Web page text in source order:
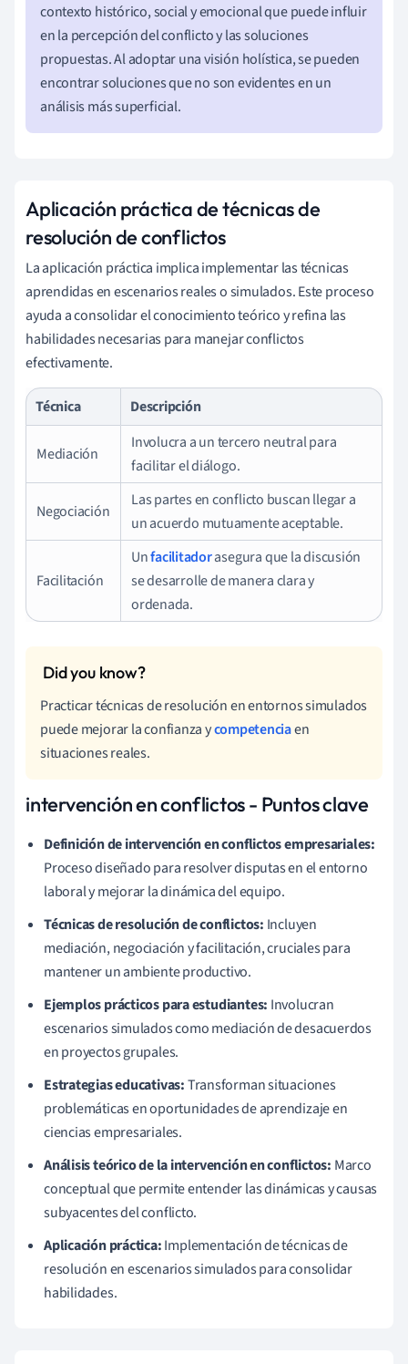
contexto histórico, social y emocional que puede influir
en la percepción del conflicto y las soluciones
propuestas. Al adoptar una visión holística, se pueden
encontrar soluciones que no son evidentes en un
análisis más superficial.
Aplicación práctica de técnicas de
resolución de conflictos
La aplicación práctica implica implementar las técnicas
aprendidas en escenarios reales o simulados. Este proceso
ayuda a consolidar el conocimiento teórico y refina las
habilidades necesarias para manejar conflictos
efectivamente.
Técnica Descripción
Mediación
Involucra a un tercero neutral para
facilitar el diálogo.
Negociación
Las partes en conflicto buscan llegar a
un acuerdo mutuamente aceptable.
Facilitación
Unfacilitadorasegura que la discusión
se desarrolle de manera clara y
ordenada.
Practicar técnicas de resolución en entornos simulados
puede mejorar la confianza ycompetenciaen
situaciones reales.
intervención en conflictos - Puntos clave
Definición de intervención en conflictos empresariales:
Proceso diseñado para resolver disputas en el entorno
laboral y mejorar la dinámica del equipo.
Técnicas de resolución de conflictos: Incluyen
mediación, negociación y facilitación, cruciales para
mantener un ambiente productivo.
Ejemplos prácticos para estudiantes: Involucran
escenarios simulados como mediación de desacuerdos
en proyectos grupales.
Estrategias educativas:Transforman situaciones
problemáticas en oportunidades de aprendizaje en
ciencias empresariales.
Análisis teórico de la intervención en conflictos: Marco
conceptual que permite entender las dinámicas y causas
subyacentes del conflicto.
Aplicación práctica:Implementación de técnicas de
resolución en escenarios simulados para consolidar
habilidades.